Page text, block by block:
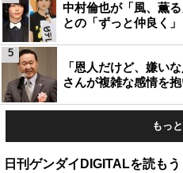
中村倫也が「風、薫
との「ずっと仲良く
「恩人だけど、嫌い
さんが複雑な感情を
5
もっ
日刊ゲンダイDIGITALを読もう